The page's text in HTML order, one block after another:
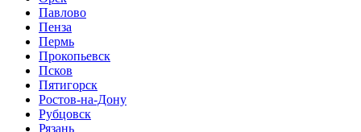
Павлово
Пенза
Пермь
Прокопьевск
Псков
Пятигорск
Ростов-на-Дону
Рубцовск
Рязань